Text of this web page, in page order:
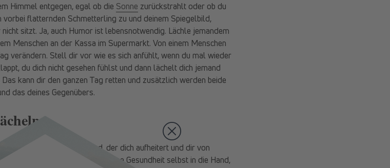
Himmel entgegen, egal ob die Sonne zurückstrahlt oder ob du
vorbei flatternden Schmetterling zu und deinem Spiegelbild,
sitzt. Ja, auch Humor ist lebensnotwendig. Lächle jemandem
Menschen an der Kassa im Supermarkt. Von einem Menschen
verändern. Stell dir vor wie es sich anfühlt, wenn du mal wieder
du dich nicht gesehen fühlst und dann lächelt dich jemand
kann dir den ganzen Tag retten und zusätzlich werden beide
das deines Gegenübers.
warte nicht auf einen Grund, der dich aufheitert und dir von
Nimm deine Stimmung und deine Gesundheit selbst in die Hand,